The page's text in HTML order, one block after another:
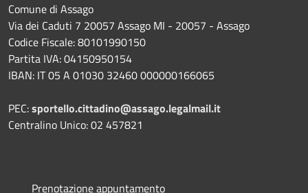
Comune di Assago
Via dei Caduti 7 20057 Assago MI - 20057 - Assago
Codice Fiscale: 80101990150
Partita IVA: 04150950154
IBAN: IT 05 A 01030 32460 000000166065
PEC:sportello.cittadino@assago.legalmail.it
Centralino Unico: 02 457821
Prenotazione appuntamento